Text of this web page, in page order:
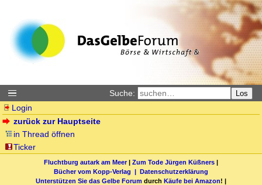
Suche: Los
Login
zurück zur Hauptseite
in Thread öffnen
Ticker
Fluchtburg autark am Meer| Zum Tode Jürgen Küßners |
Bücher vom Kopp-Verlag | Datenschutzerklärung
Unterstützen Sie das Gelbe Forum durch Käufe bei Amazon! |